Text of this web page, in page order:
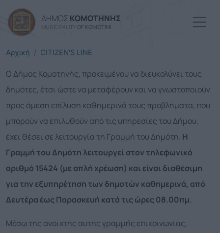
ΔΗΜΟΣ ΚΟΜΟΤΗΝΗΣ
MUNICIPALITY OF KOMOTINI
Αρχική CITIZEN'S LINE
Ο Δήμος Κομοτηνής, προκειμένου να διευκολύνει τους
δημότες, έτσι ώστε να μεταφέρουν και να γνωστοποιούν
προς άμεση επίλυση καθημερινά τους προβλήματα, που
μπορούν να επιλυθούν από τις υπηρεσίες του Δήμου,
έχει θέσει σε λειτουργία τη Γραμμή του Δημότη. Η
Γραμμή του Δημότη λειτουργεί στον τηλεφωνικό
αριθμό 15424 (με απλή χρέωση) και είναι διαθέσιμη
για την εξυπηρέτηση των δημοτών καθημερινά, από
Δευτέρα έως Παρασκευή κατά τις ώρες 08.00πμ.
Μέσω της ανοιχτής αυτής γραμμής επικοινωνίας,